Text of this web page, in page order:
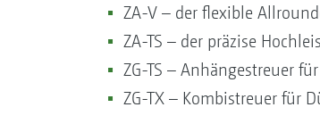
ZA-V – der flexible
ZA-TS – der präzise
ZG-TS – Anhängestreuer
ZG-TX – Kombistreuer für